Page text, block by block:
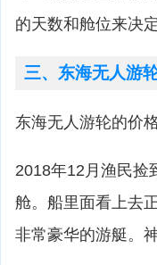
的天数和舱位来决定
三、东海无人游
东海无人游轮的价
2018年12月渔民捡
舱。船里面看上去
非常豪华的游艇。